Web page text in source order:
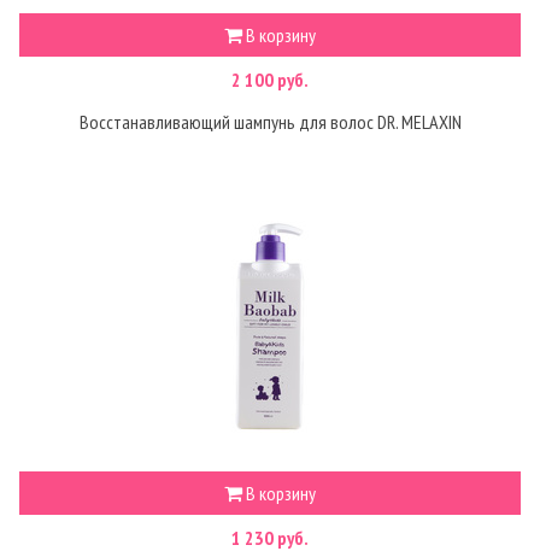
В корзину
2 100 руб.
Восстанавливающий шампунь для волос DR. MELAXIN
В корзину
1 230 руб.